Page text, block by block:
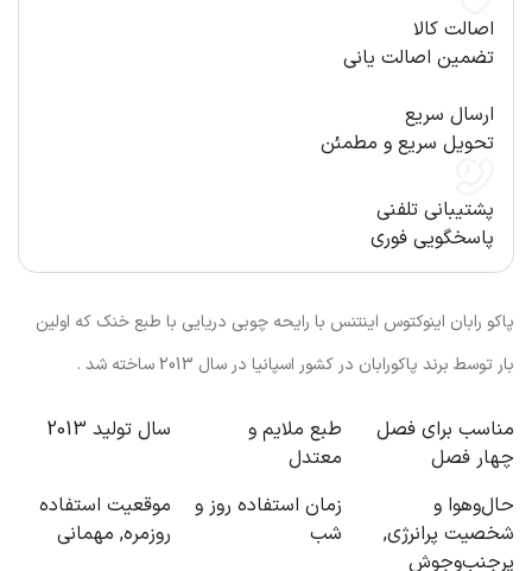
اصالت کالا
تضمین اصالت یانی
ارسال سریع
تحویل سریع و مطمئن
پشتیبانی تلفنی
پاسخگویی فوری
پاکو رابان اینوکتوس اینتنس با رایحه چوبی دریایی با طبع خنک که اولین
بار توسط برند پاکورابان در کشور اسپانیا در سال 2013 ساخته شد .
مناسب برای فصل
چهار فصل
طبع ملایم و
معتدل
سال تولید 2013
حال‌و‌هوا و
شخصیت پرانرژی,
پرجنب‌وجوش
زمان استفاده روز و
شب
موقعیت استفاده
روزمره, مهمانی